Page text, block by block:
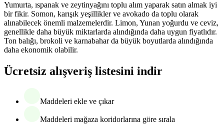
Yumurta, ıspanak ve zeytinyağını toplu alım yaparak satın almak iyi
bir fikir. Somon, karışık yeşillikler ve avokado da toplu olarak
alınabilecek önemli malzemelerdir. Limon, Yunan yoğurdu ve ceviz,
genellikle daha büyük miktarlarda alındığında daha uygun fiyatlıdır.
Ton balığı, brokoli ve karnabahar da büyük boyutlarda alındığında
daha ekonomik olabilir.
Ücretsiz alışveriş listesini indir
Maddeleri ekle ve çıkar
Maddeleri mağaza koridorlarına göre sırala